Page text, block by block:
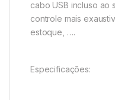
cabo USB incluso ao
controle mais
estoque, ….
Especificações: